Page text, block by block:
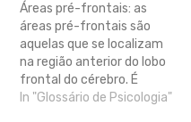
Áreas pré-frontais: as
áreas pré-frontais são
aquelas que se localizam
na região anterior do lobo
frontal do cérebro. É
nestas áreas cerebrais
In "Glossário de Psicologia"